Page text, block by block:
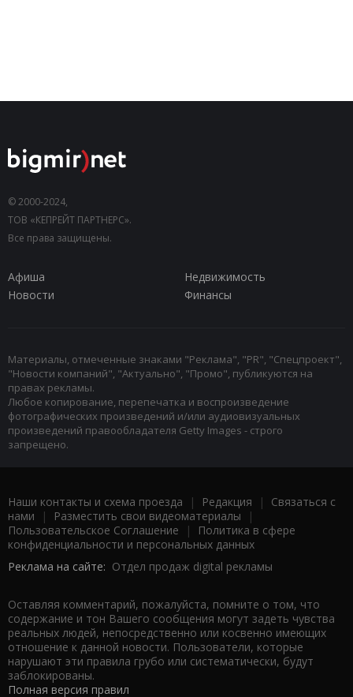
© 2000-2024,
ТОВ «КЕПРЕЙТ ПАРТНЕРС».
Все права защищены.
Афиша
Недвижимость
Новости
Финансы
Материалы, отмеченные знаками "Реклама", "PR", "Спецпроект",
"Новости компаний", "Актуально", "Промо", публикуются на
правах рекламы.
Любое копирование, перепечатка и воспроизведение
фотографических произведений и/или аудиовизуальных
произведений правообладателя Getty Images - строго
запрещено.
Наши контакты и схема проезда | Редакция | Связаться с
нами | Разместить свои видеоматериалы |
Пользовательское Соглашение |
Политика в сфере
конфиденциальности и персональных данных
Реклама на сайте: Отдел продаж digital рекламы
Оставляя комментарий, пожалуйста, помните о том, что
содержание и тон Вашего сообщения могут задеть чувства
реальных людей, непосредственно или косвенно имеющих
отношение к данной новости. Пользователи, которые
нарушают эти правила грубо или систематически, будут
заблокированы.
Полная версия правил